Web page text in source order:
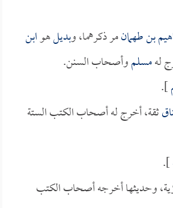
بن طهمانمر ذكرهما، وبديلهوابن
لهمسلموأصحاب السنن.
].
ثقة، أخرج له أصحاب الكتب الستة
].
وحديثها أخرجه أصحاب الكتب